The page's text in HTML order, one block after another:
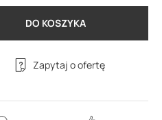
DO KOSZYKA
Zapytaj o ofertę